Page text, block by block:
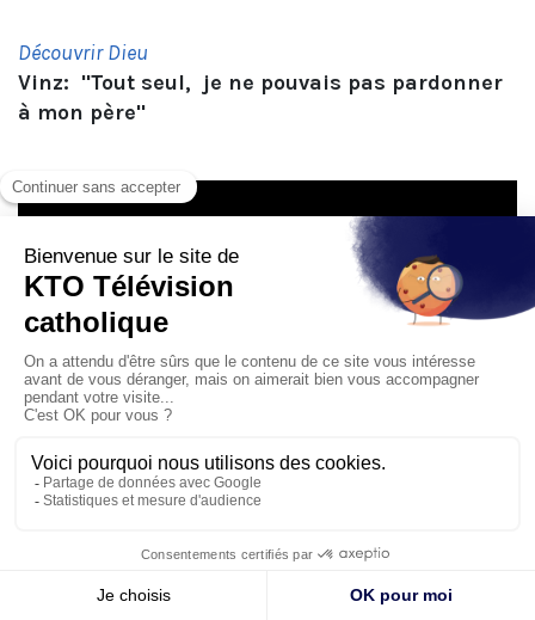
Découvrir Dieu
Vinz: "Tout seul, je ne pouvais pas pardonner
à mon père"
Sur l'eucharistie :La messe expliquée